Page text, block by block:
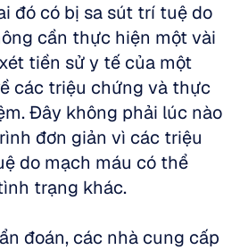
đó có bị sa sút trí tuệ do
cần thực hiện một vài
tiền sử y tế của một
các triệu chứng và thực
Đây không phải lúc nào
đơn giản vì các triệu
do mạch máu có thể
trạng khác.
đoán, các nhà cung cấp